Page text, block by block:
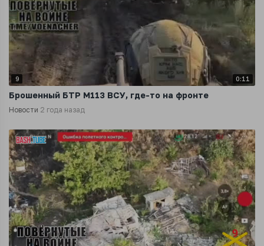
9 0:11
Брошенный БТР М113 ВСУ, где-то на фронте
Новости 2 года назад